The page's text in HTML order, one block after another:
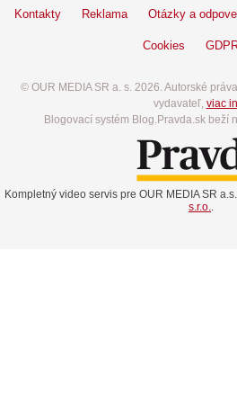
Kontakty Reklama Otázky a
Cookies
© OUR MEDIA SR a. s. 2026. Autorské
vydavateľ, viac
Blogovací systém Blog.Pravda.sk beží
Kompletný video servis pre OUR MEDIA SR
s.r.o..